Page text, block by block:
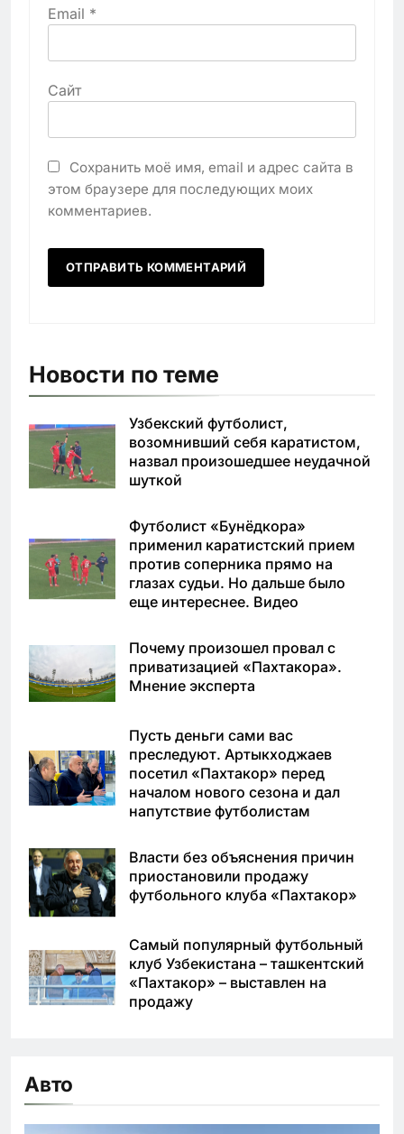
Email *
Сайт
Сохранить моё имя, email и адрес сайта в
этом браузере для последующих моих
комментариев.
Новости по теме
Узбекский футболист,
возомнивший себя каратистом,
назвал произошедшее неудачной
шуткой
Футболист «Бунёдкора»
применил каратистский прием
против соперника прямо на
глазах судьи. Но дальше было
еще интереснее. Видео
Почему произошел провал с
приватизацией «Пахтакора».
Мнение эксперта
Пусть деньги сами вас
преследуют. Артыкходжаев
посетил «Пахтакор» перед
началом нового сезона и дал
напутствие футболистам
Власти без объяснения причин
приостановили продажу
футбольного клуба «Пахтакор»
Самый популярный футбольный
клуб Узбекистана – ташкентский
«Пахтакор» – выставлен на
продажу
Авто